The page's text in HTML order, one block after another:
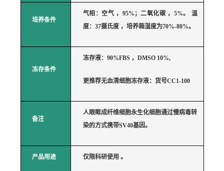
培养条件
气相：空气 ， 95%；二氧化碳 ， 5%。 温
度：37摄氏度 ，培养箱湿度为70%-80%。
冻存条件
冻存液： 90%FBS ， DMSO 10%,
更推荐无血清细胞冻存液：货号CC1-100
备注
人眼眶成纤维细胞永生化细胞通过慢病毒转
染的方式携带SV40基因。
产品用途 仅限科研使用 。